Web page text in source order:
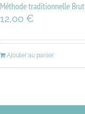
Méthode traditionnelle Brut
12,00 €
Ajouter au panier